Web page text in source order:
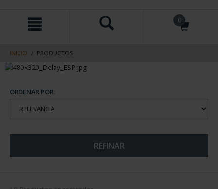
contenido
navegacin
0
INICIO PRODUCTOS
ORDENAR POR:
REFINAR